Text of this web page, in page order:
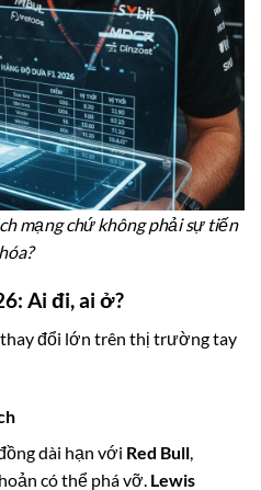
mạng chứ không phải sự tiến
hóa?
Ai đi, ai ở?
đổi lớn trên thị trường tay
dài hạn với Red Bull,
có thể phá vỡ. Lewis